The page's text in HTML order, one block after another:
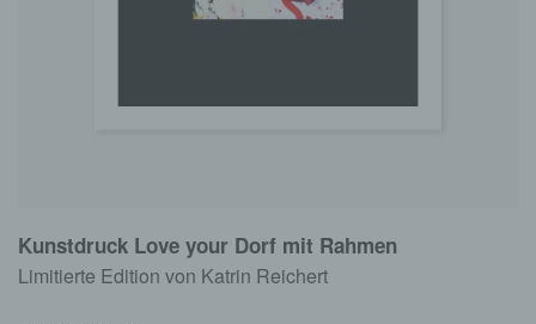
Kunstdruck Love your Dorf mit Rahmen
Limitierte Edition von Katrin Reichert